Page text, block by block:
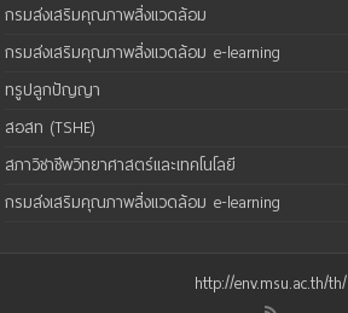
กรมส่งเสริมคุณภาพสิ่งแวดล้อม
กรมส่งเสริมคุณภาพสิ่งแวดล้อม e-learning
ทรูปลูกปัญญา
สอสท (TSHE)
สภาวิชาชีพวิทยาศาสตร์และเทคโนโลยี
กรมส่งเสริมคุณภาพสิ่งแวดล้อม e-learning
http://env.msu.ac.th/th/